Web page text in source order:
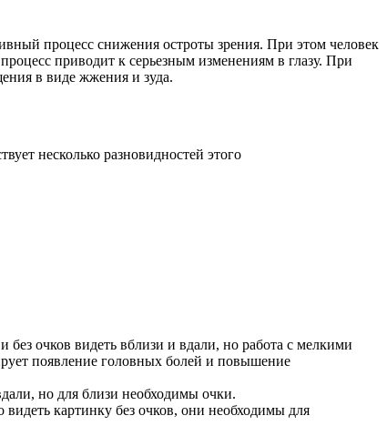
процесс снижения остроты зрения. При этом человек
приводит к серьезным изменениям в глазу. При
в виде жжения и зуда.
несколько разновидностей этого
без очков видеть вблизи и вдали, но работа с мелкими
появление головных болей и повышение
но для близи необходимы очки.
видеть картинку без очков, они необходимы для